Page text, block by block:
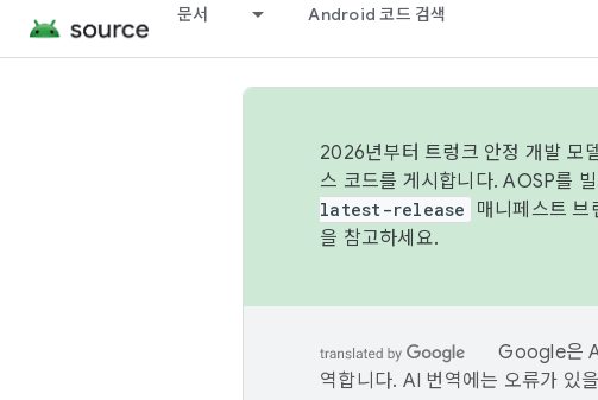
문서 Android 코드 검색
2026년부터 트렁크 안정 개발 모
스 코드를 게시합니다. AOSP를
latest-release
매니페스트
을 참고하세요.
Google은
역합니다. AI 번역에는 오류가 있